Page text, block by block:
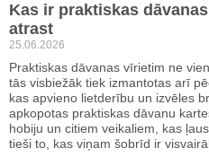
Kas ir praktiskas
atrast
25.06.2026
Praktiskas dāvanas vīrietim ne
tās visbiežāk tiek izmantotas arī
kas apvieno lietderību un izvēles
apkopotas praktiskas dāvanu
hobiju un citiem veikaliem, kas
tieši to, kas viņam šobrīd ir